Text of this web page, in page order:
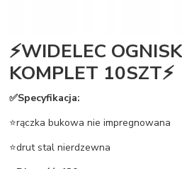
⚡WIDELEC
KOMPLET 10SZT⚡
✅Specyfikacja:
⭐rączka bukowa nie impregnowana
⭐drut stal nierdzewna